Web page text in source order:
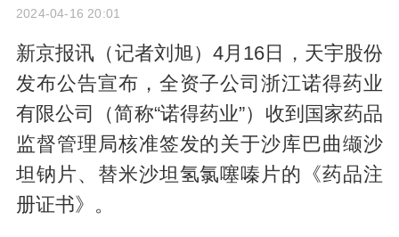
2024-04-16 20:01
新京报讯（记者刘旭）4月16日，天宇股份
发布公告宣布，全资子公司浙江诺得药业
有限公司（简称“诺得药业”）收到国家药品
监督管理局核准签发的关于沙库巴曲缬沙
坦钠片、替米沙坦氢氯噻嗪片的《药品注
册证书》。